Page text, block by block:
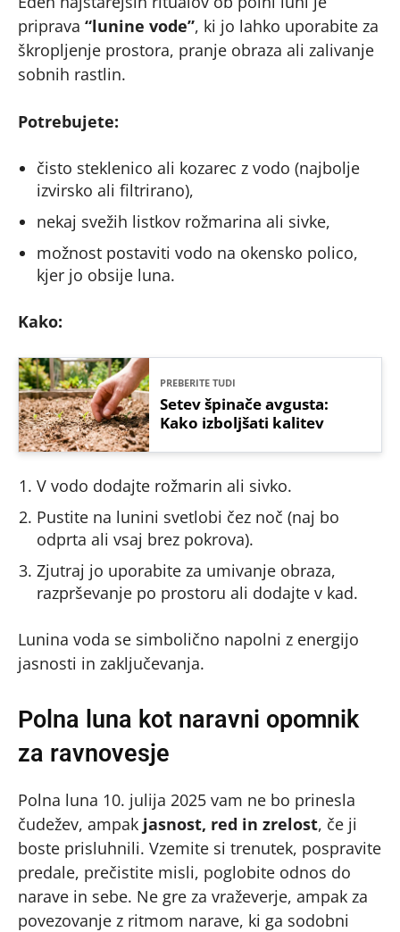
priprava “lunine vode”, ki jo lahko uporabite za
škropljenje prostora, pranje obraza ali zalivanje
sobnih rastlin.
Potrebujete:
čisto steklenico ali kozarec z vodo (najbolje
izvirsko ali filtrirano),
nekaj svežih listkov rožmarina ali sivke,
možnost postaviti vodo na okensko polico,
kjer jo obsije luna.
Kako:
PREBERITE TUDI
Setev špinače avgusta:
Kako izboljšati kalitev
V vodo dodajte rožmarin ali sivko.
Pustite na lunini svetlobi čez noč (naj bo
odprta ali vsaj brez pokrova).
Zjutraj jo uporabite za umivanje obraza,
razprševanje po prostoru ali dodajte v kad.
Lunina voda se simbolično napolni z energijo
jasnosti in zaključevanja.
Polna luna kot naravni opomnik
za ravnovesje
Polna luna 10. julija 2025 vam ne bo prinesla
čudežev, ampak jasnost, red in zrelost, če ji
boste prisluhnili. Vzemite si trenutek, pospravite
predale, prečistite misli, poglobite odnos do
narave in sebe. Ne gre za vraževerje, ampak za
povezovanje z ritmom narave, ki ga sodobni